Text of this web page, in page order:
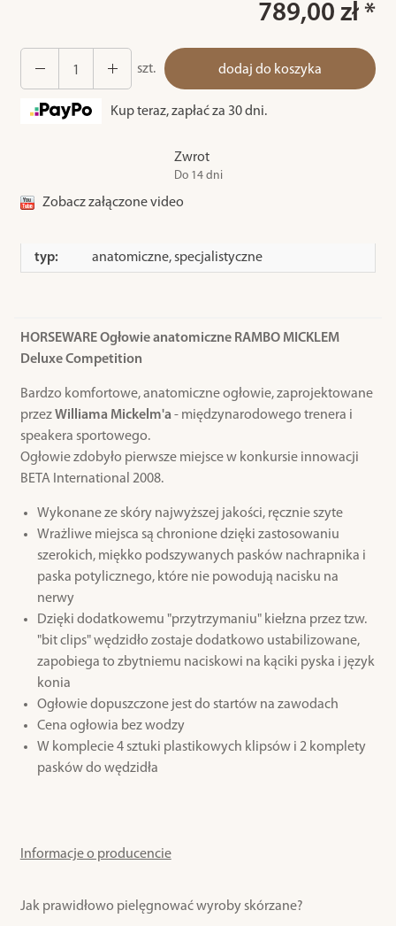
789,00 zł *
szt. dodaj do koszyka
Kup teraz, zapłać za 30 dni.
Zwrot
Do 14 dni
Zobacz załączone video
typ: anatomiczne, specjalistyczne
HORSEWARE Ogłowie anatomiczne RAMBO MICKLEM
Deluxe Competition
Bardzo komfortowe, anatomiczne ogłowie, zaprojektowane
przezWilliama Mickelm'a- międzynarodowego trenera i
speakera sportowego.
Ogłowie zdobyło pierwsze miejsce w konkursie innowacji
BETA International 2008.
Wykonane ze skóry najwyższej jakości, ręcznie szyte
Wrażliwe miejsca są chronione dzięki zastosowaniu
szerokich, miękko podszywanych pasków nachrapnika i
paska potylicznego, które nie powodują nacisku na
nerwy
Dzięki dodatkowemu "przytrzymaniu" kiełzna przez tzw.
"bit clips" wędzidło zostaje dodatkowo ustabilizowane,
zapobiega to zbytniemu naciskowi na kąciki pyska i język
konia
Ogłowie dopuszczone jest do startów na zawodach
Cena ogłowia bez wodzy
W komplecie 4 sztuki plastikowych klipsów i 2 komplety
pasków do wędzidła
Informacje o producencie
Jak prawidłowo pielęgnować wyroby skórzane?